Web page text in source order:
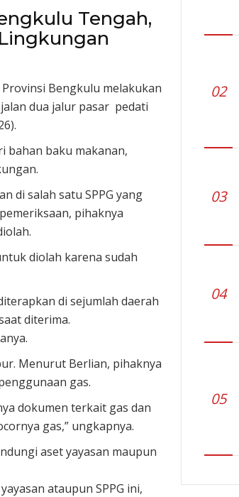
Tengah,
Bengkulu melakukan
jalan dua jalur pasar pedati
bahan baku makanan,
di salah satu SPPG yang
pihaknya
diolah karena sudah
di sejumlah daerah
diterima.
Menurut Berlian, pihaknya
gas.
dokumen terkait gas dan
gas,” ungkapnya.
aset yayasan maupun
ataupun SPPG ini,
02
03
04
05